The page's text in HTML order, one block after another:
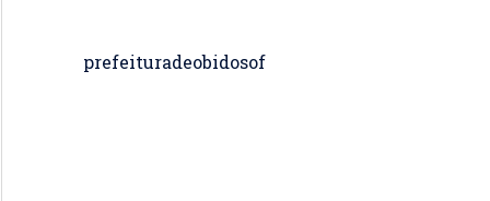
prefeituradeobidosof